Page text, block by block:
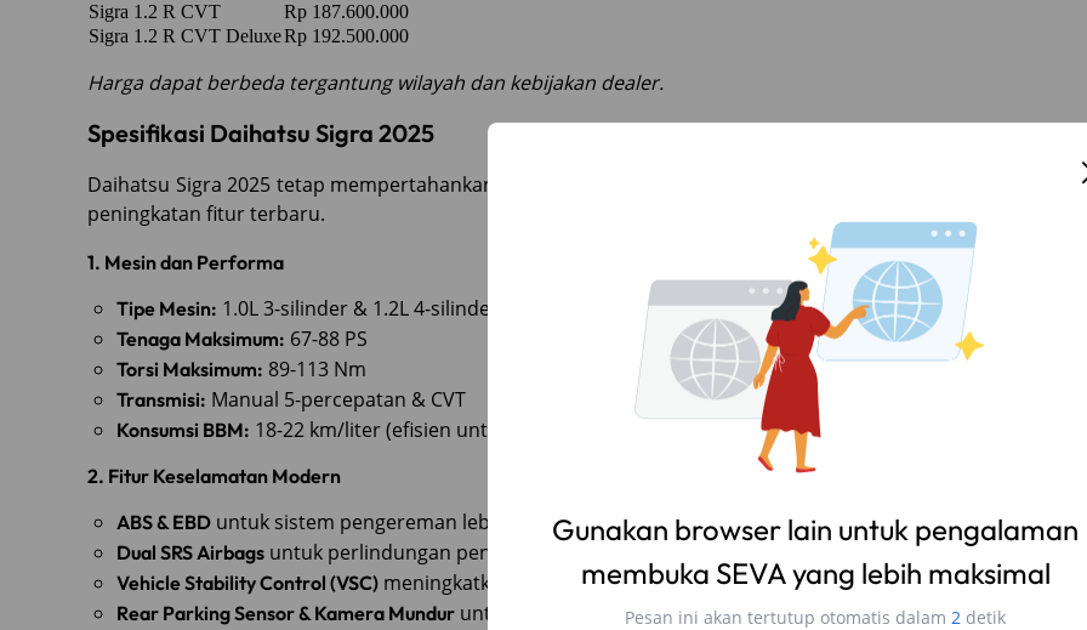
Gunakan browser lain untuk pengalaman
membuka SEVA yang lebih maksimal
Pesan ini akan tertutup otomatis dalam 1 detik
Sigra 1.2 R CVT
Rp 187.600.000
Sigra 1.2 R CVT DeluxeRp 192.500.000
Harga dapat berbeda tergantung wilayah dan kebijakan dealer.
Spesifikasi Daihatsu Sigra 2025
Daihatsu Sigra 2025 tetap mempertahankan konsep
peningkatan fitur terbaru.
1. Mesin dan Performa
Tipe Mesin: 1.0L 3-silinder & 1.2L 4-silinder Dual VVT-i
Tenaga Maksimum: 67-88 PS
Torsi Maksimum: 89-113 Nm
Transmisi: Manual 5-percepatan & CVT
Konsumsi BBM: 18-22 km/liter (efisien untuk perjalanan dalam dan luar kota)
2. Fitur Keselamatan Modern
ABS & EBD untuk sistem pengereman lebih optimal.
Dual SRS Airbags untuk perlindungan penumpang depan.
Vehicle Stability Control (VSC) meningkatkan stabilitas berkendara.
Rear Parking Sensor & Kamera Mundur untuk kemudahan parkir.